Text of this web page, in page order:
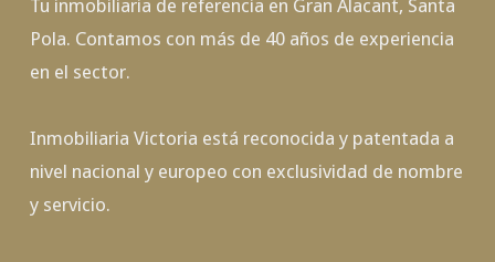
Tu inmobiliaria de referencia en Gran Alacant, Santa
Pola. Contamos con más de 40 años de experiencia
en el sector.
Inmobiliaria Victoria está reconocida y patentada a
nivel nacional y europeo con exclusividad de nombre
y servicio.